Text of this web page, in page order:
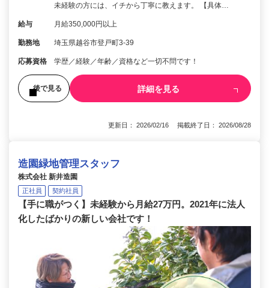
未経験の方には、イチから丁寧に教えます。 【具体…
給与 月給350,000円以上
勤務地 埼玉県越谷市登戸町3-39
応募資格 学歴／経験／年齢／資格など一切不問です！
後で見る 詳細を見る
更新日： 2026/02/16 掲載終了日： 2026/08/28
造園緑地管理スタッフ
株式会社 新井造園
正社員 契約社員
【手に職がつく】未経験から月給27万円。2021年に法人
化したばかりの新しい会社です！